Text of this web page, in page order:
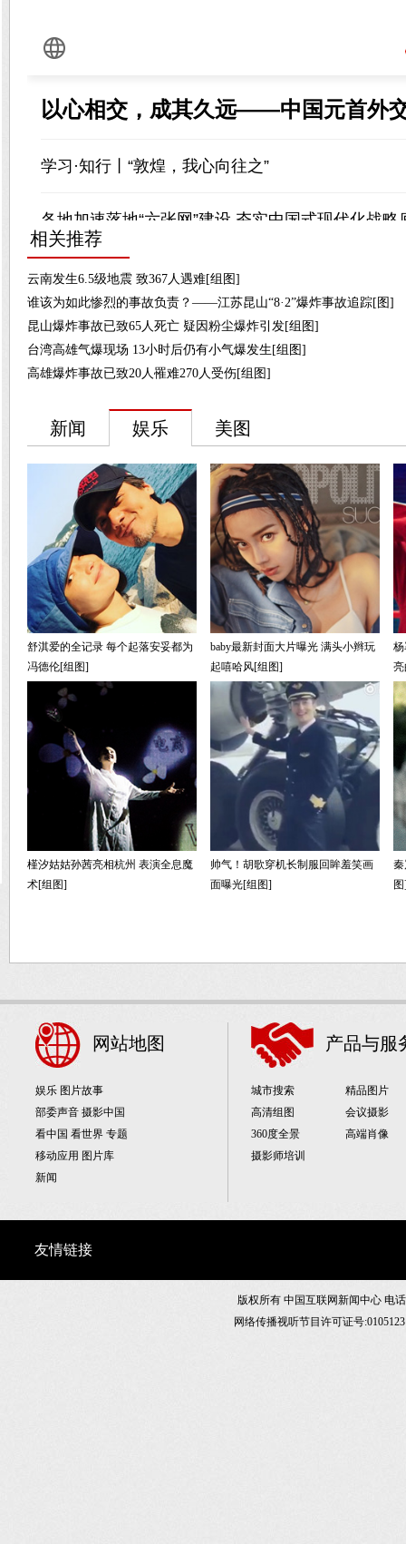
相关推荐
云南发生6.5级地震 致367人遇难[组图]
谁该为如此惨烈的事故负责？——江苏昆山“8·2”爆炸事故追踪[图]
昆山爆炸事故已致65人死亡 疑因粉尘爆炸引发[组图]
台湾高雄气爆现场 13小时后仍有小气爆发生[组图]
高雄爆炸事故已致20人罹难270人受伤[组图]